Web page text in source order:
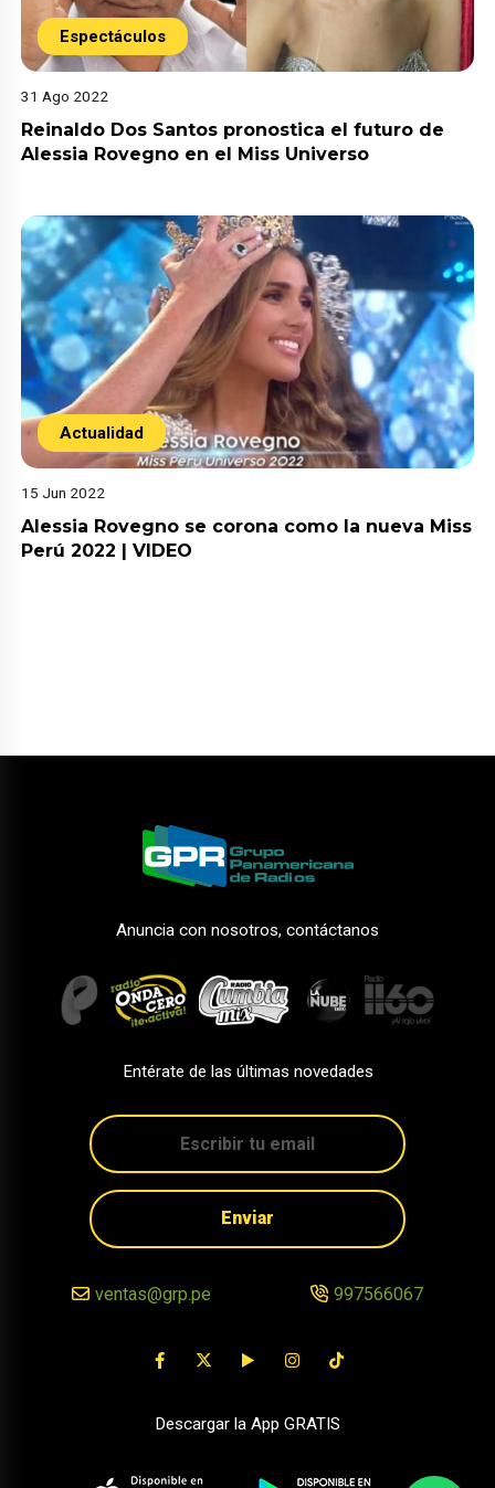
Espectáculos
31 Ago 2022
Reinaldo Dos Santos pronostica el futuro de
Alessia Rovegno en el Miss Universo
Actualidad
15 Jun 2022
Alessia Rovegno se corona como la nueva Miss
Perú 2022 | VIDEO
Anuncia con nosotros, contáctanos
Entérate de las últimas novedades
Enviar
ventas@grp.pe 997566067
Descargar la App GRATIS